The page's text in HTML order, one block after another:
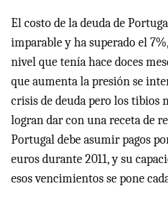
El costo de la deuda de
imparable y ha superado el
nivel que tenía hace doces
que aumenta la presión se
crisis de deuda pero los tibios
logran dar con una receta de
Portugal debe asumir pagos
euros durante 2011, y su
esos vencimientos se pone